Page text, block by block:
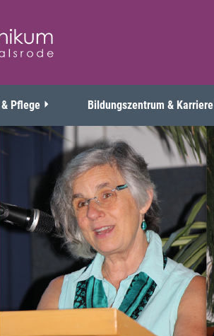
Pflege Bildungszentrum & Karriere